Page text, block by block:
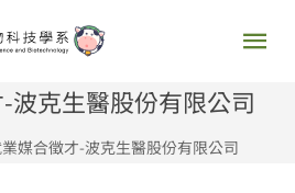
主
要
波克生醫股份有限公司
媒合徵才-波克生醫股份有限公司